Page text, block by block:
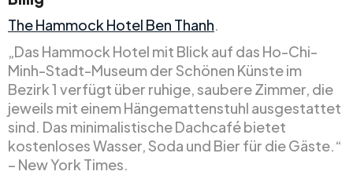
The Hammock Hotel Ben Thanh.
„Das Hammock Hotel mit Blick auf das Ho-Chi-
Minh-Stadt-Museum der Schönen Künste im
Bezirk 1 verfügt über ruhige, saubere Zimmer, die
jeweils mit einem Hängemattenstuhl ausgestattet
sind. Das minimalistische Dachcafé bietet
kostenloses Wasser, Soda und Bier für die Gäste.“
– New York Times.